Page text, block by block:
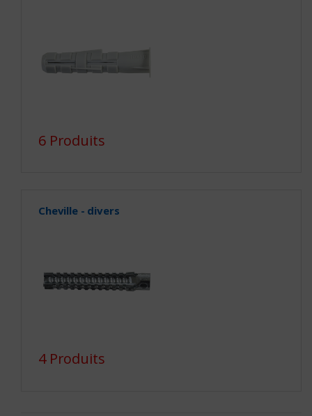
6 Produits
Cheville - divers
4 Produits